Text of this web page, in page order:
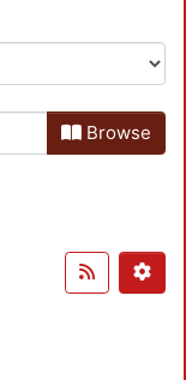
Browse